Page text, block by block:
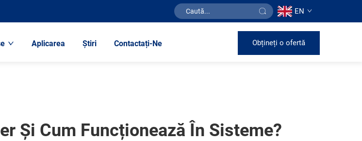
EN
Aplicarea Știri Contactați-Ne Obțineți o ofertă
Și Cum Funcționează În Sisteme?